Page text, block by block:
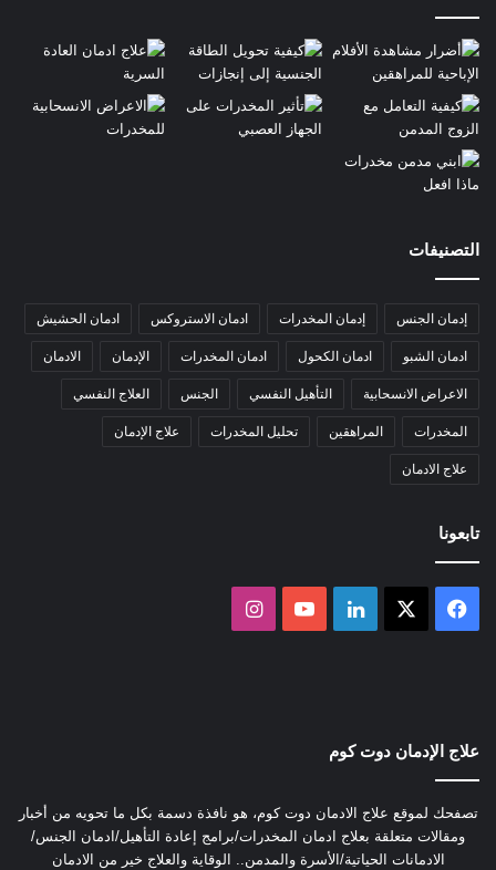
التصنيفات
إدمان الجنس إدمان المخدرات ادمان الاستروكس ادمان الحشيش
ادمان الشبو ادمان الكحول ادمان المخدرات الإدمان الادمان
الاعراض الانسحابية التأهيل النفسي الجنس العلاج النفسي
المخدرات المراهقين تحليل المخدرات علاج الإدمان
علاج الادمان
تابعونا
فيسبوك لينكدإن ‫YouTube
علاج الإدمان دوت كوم
تصفحك لموقع علاج الادمان دوت كوم، هو نافذة دسمة بكل ما تحويه من أخبار
ومقالات متعلقة بعلاج ادمان المخدرات/برامج إعادة التأهيل/ادمان الجنس/
الادمانات الحياتية/الأسرة والمدمن.. الوقاية والعلاج خير من الادمان